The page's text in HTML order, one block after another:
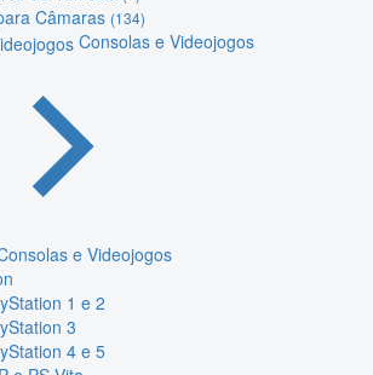
Câmaras (134)
Consolas e Videojogos
e Videojogos
1 e 2
3
4 e 5